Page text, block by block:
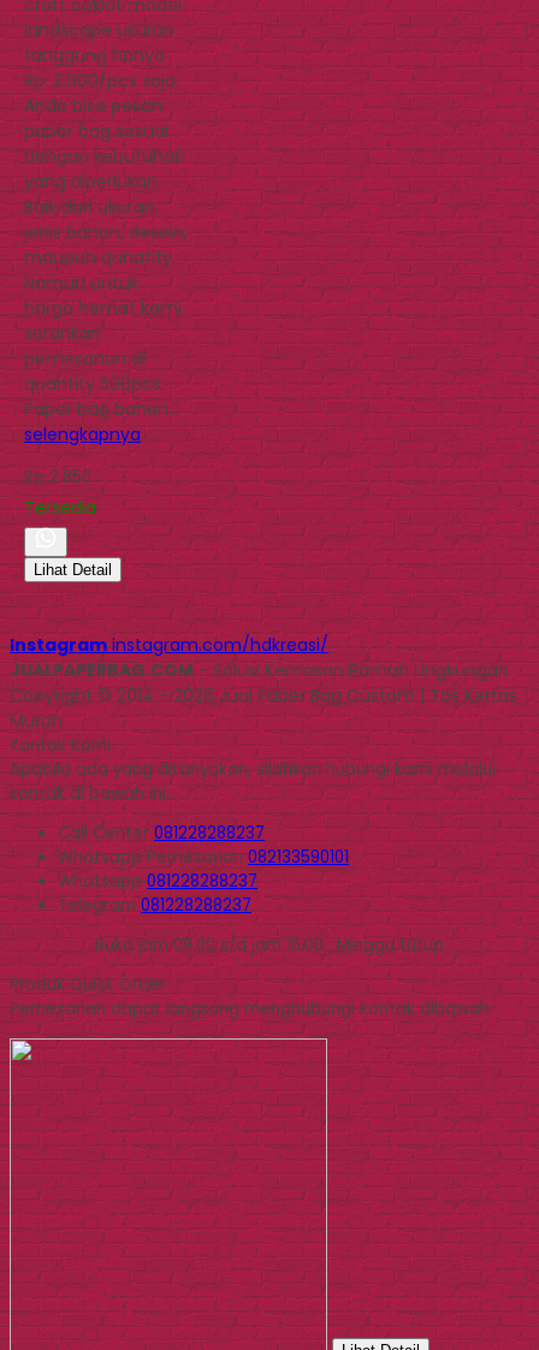
landscape ukuran
tanggung hanya
Rp. 2.000/pcs saja.
Anda bisa pesan
paper bag sesuai
dengan kebutuhan
yang diperlukan.
Baik dari ukuran,
jenis bahan, desain,
maupun qunatity.
Namun untuk
harga hemat kami
sarankan
pemesanan di
quantity 500pcs.
Paper bag bahan…
selengkapnya
Rp 2.850
Tersedia
Lihat Detail
Instagram instagram.com/hdkreasi/
JUALPAPERBAG.COM- Solusi Kemasan Ramah Lingkungan
Copyright © 2014 - 2026 Jual Paper Bag Custom | Tas Kertas
Murah
Kontak Kami
Apabila ada yang ditanyakan, silahkan hubungi kami melalui
kontak di bawah ini.
Call Center081228288237
WhatsappPemesanan 082133590101
Whatsapp081228288237
Telegram081228288237
Buka jam 09.00 s/d jam 16.00 , Minggu tutup
Produk Quick Order
Pemesanan dapat langsung menghubungi kontak dibawah: